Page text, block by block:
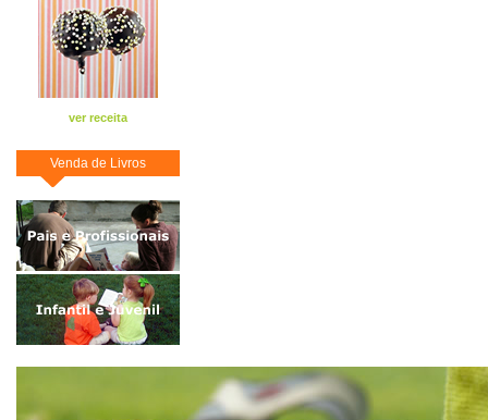
ver receita
Venda de Livros